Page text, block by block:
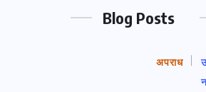
Blog Posts
अपराध